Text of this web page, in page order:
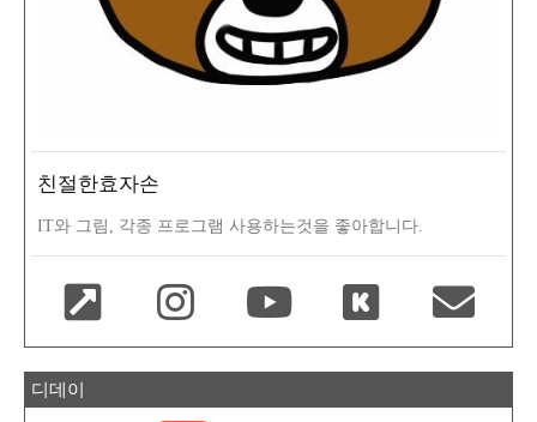
친절한효자손
IT와 그림, 각종 프로그램 사용하는것을 좋아합니다.
디데이